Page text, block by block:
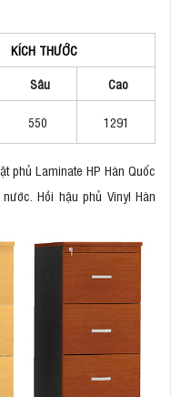
KÍCH THƯỚC
Sâu Cao
550 1291
phủ Laminate HP Hàn Quốc
Hồi hậu phủ Vinyl Hàn